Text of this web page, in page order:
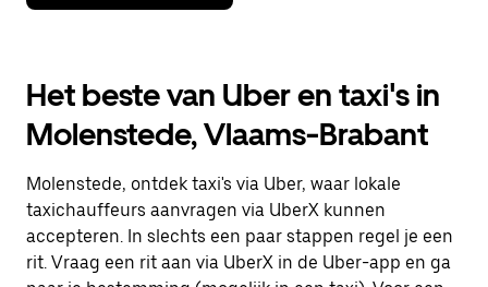
de
de
agenda
te
openen
een
datum
selecteren.
Druk
Het beste van Uber en taxi's in
Molenstede, Vlaams-Brabant
Molenstede, ontdek taxi's via Uber, waar lokale
taxichauffeurs aanvragen via UberX kunnen
accepteren. In slechts een paar stappen regel je een
rit. Vraag een rit aan via UberX in de Uber-app en ga